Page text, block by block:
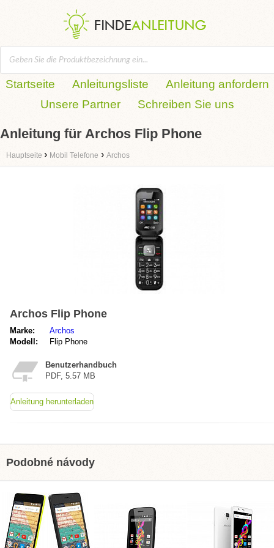
Startseite Anleitungsliste
Anleitung anfordern
Unsere Partner
Schreiben Sie uns
Anleitung für Archos Flip Phone
Hauptseite › Mobil Telefone › Archos
Archos Flip Phone
Marke:
Archos
Modell:
Flip Phone
Benutzerhandbuch
PDF, 5.57 MB
Anleitung herunterladen
Podobné návody